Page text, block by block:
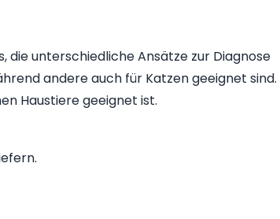
die unterschiedliche Ansätze zur Diagnose
andere auch für Katzen geeignet sind.
Haustiere geeignet ist.